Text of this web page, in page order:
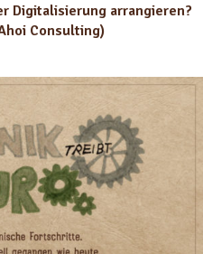
Digitalisierung arrangieren?
Consulting)